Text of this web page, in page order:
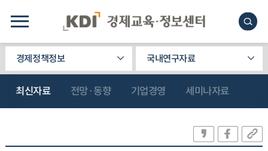
경제정책정보 국내연구자료
최신자료 전망·동향 기업경영 세미나자료